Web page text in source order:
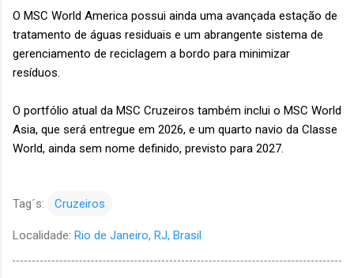
O MSC World America possui ainda uma avançada estação de
tratamento de águas residuais e um abrangente sistema de
gerenciamento de reciclagem a bordo para minimizar
resíduos.
O portfólio atual da MSC Cruzeiros também inclui o MSC World
Asia, que será entregue em 2026, e um quarto navio da Classe
World, ainda sem nome definido, previsto para 2027.
Tag´s: Cruzeiros
Localidade: Rio de Janeiro, RJ, Brasil